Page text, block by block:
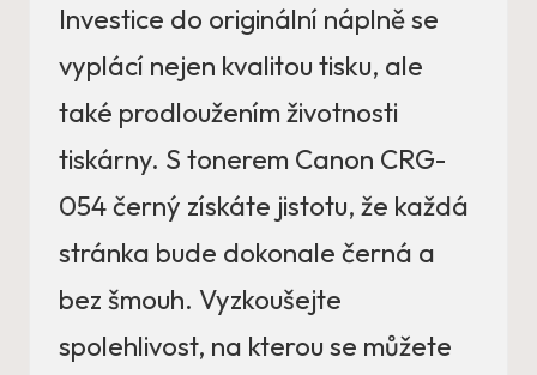
Investice do originální náplně se
vyplácí nejen kvalitou tisku, ale
také prodloužením životnosti
tiskárny. S tonerem Canon CRG-
054 černý získáte jistotu, že každá
stránka bude dokonale černá a
bez šmouh. Vyzkoušejte
spolehlivost, na kterou se můžete